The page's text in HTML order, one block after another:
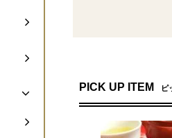
PICK UP ITEM ピ